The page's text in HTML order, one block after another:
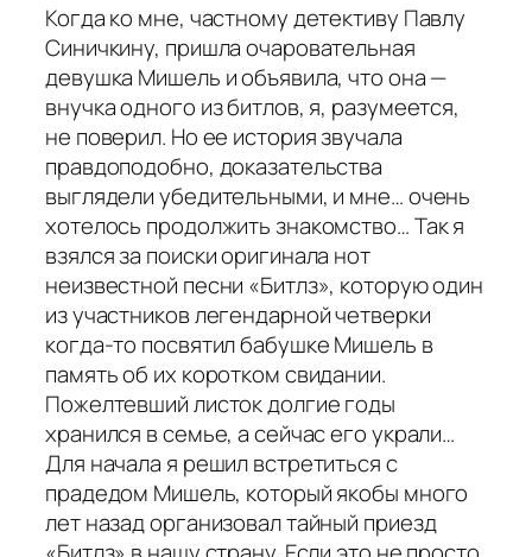
Когда ко мне, частному детективу Павлу
Синичкину, пришла очаровательная
девушка Мишель и объявила, что она —
внучка одного из битлов, я, разумеется,
не поверил. Но ее история звучала
правдоподобно, доказательства
выглядели убедительными, и мне… очень
хотелось продолжить знакомство… Так я
взялся за поиски оригинала нот
неизвестной песни «Битлз», которую один
из участников легендарной четверки
когда-то посвятил бабушке Мишель в
память об их коротком свидании.
Пожелтевший листок долгие годы
хранился в семье, а сейчас его украли…
Для начала я решил встретиться с
прадедом Мишель, который якобы много
лет назад организовал тайный приезд